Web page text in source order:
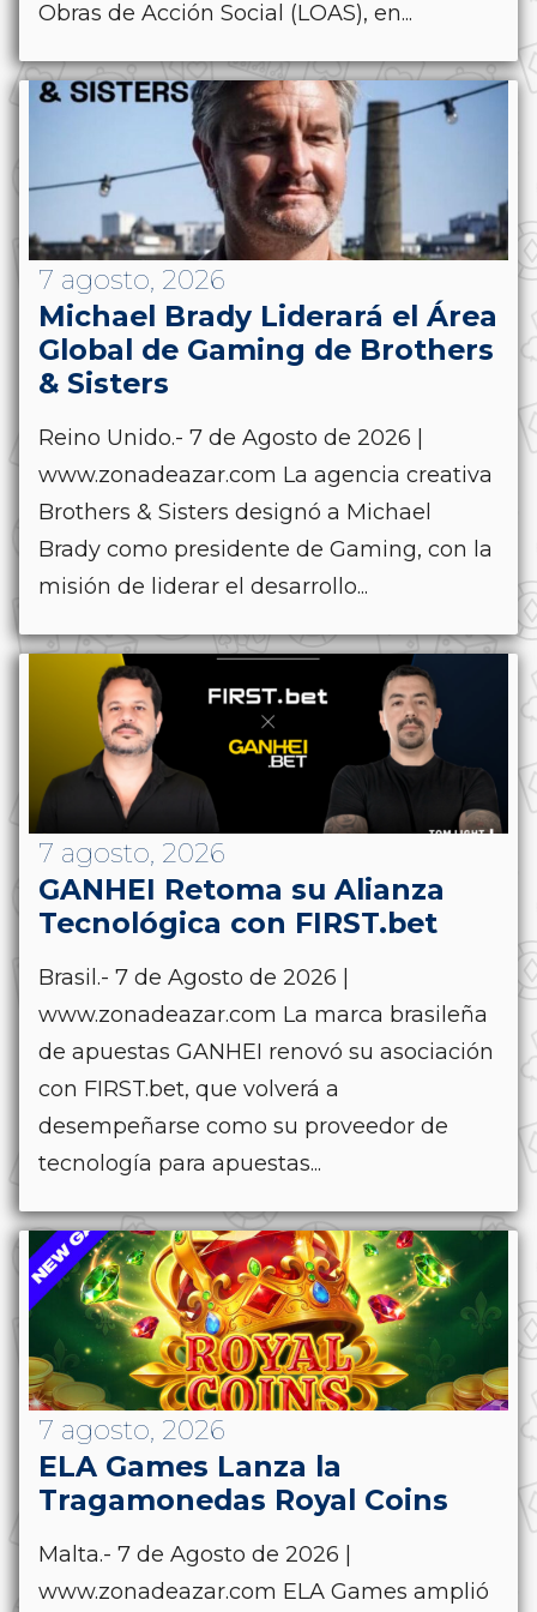
Obras de Acción Social (LOAS), en...
7 agosto, 2026
Michael Brady Liderará el Área
Global de Gaming de Brothers
& Sisters
Reino Unido.- 7 de Agosto de 2026 |
www.zonadeazar.com La agencia creativa
Brothers & Sisters designó a Michael
Brady como presidente de Gaming, con la
misión de liderar el desarrollo...
7 agosto, 2026
GANHEI Retoma su Alianza
Tecnológica con FIRST.bet
Brasil.- 7 de Agosto de 2026 |
www.zonadeazar.com La marca brasileña
de apuestas GANHEI renovó su asociación
con FIRST.bet, que volverá a
desempeñarse como su proveedor de
tecnología para apuestas...
7 agosto, 2026
ELA Games Lanza la
Tragamonedas Royal Coins
Malta.- 7 de Agosto de 2026 |
www.zonadeazar.com ELA Games amplió